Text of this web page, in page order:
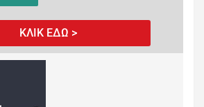
ΚΛΙΚ ΕΔΩ >